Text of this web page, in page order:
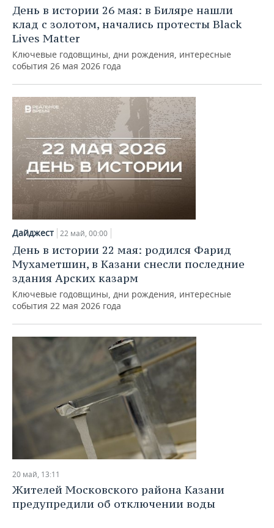
День в истории 26 мая: в Биляре нашли
клад с золотом, начались протесты Black
Lives Matter
Ключевые годовщины, дни рождения, интересные
события 26 мая 2026 года
Дайджест 22 май, 00:00
День в истории 22 мая: родился Фарид
Мухаметшин, в Казани снесли последние
здания Арских казарм
Ключевые годовщины, дни рождения, интересные
события 22 мая 2026 года
20 май, 13:11
Жителей Московского района Казани
предупредили об отключении воды